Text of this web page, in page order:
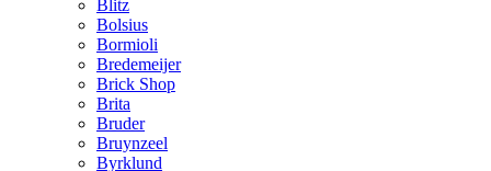
Blitz
Bolsius
Bormioli
Bredemeijer
Brick Shop
Brita
Bruder
Bruynzeel
Byrklund